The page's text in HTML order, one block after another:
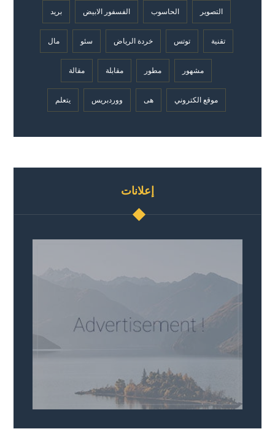
التصوير الحاسوب الفسفور الابيض بريد
تقنية توتس خردة الرياض سئو مال
مشهور مطور مقابلة مقالة
موقع الكتروني هی ووردبريس يتعلم
إعلانات